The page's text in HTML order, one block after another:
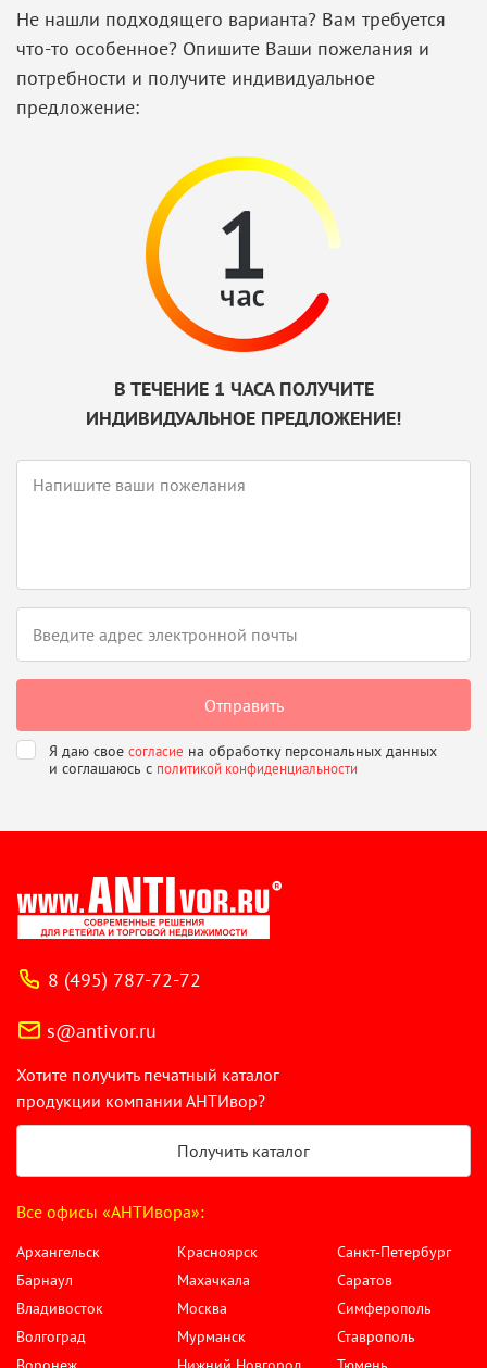
Не нашли подходящего варианта? Вам требуется
что-то особенное? Опишите Ваши пожелания и
потребности и получите индивидуальное
предложение:
В ТЕЧЕНИЕ 1 ЧАСА ПОЛУЧИТЕ
ИНДИВИДУАЛЬНОЕ ПРЕДЛОЖЕНИЕ!
Я даю свое согласие на обработку персональных данных
и соглашаюсь с политикой конфиденциальности
8 (495) 787-72-72
s@antivor.ru
Хотите получить печатный каталог
продукции компании АНТИвор?
Получить каталог
Все офисы «АНТИвора»:
Архангельск
Барнаул
Владивосток
Волгоград
Красноярск
Махачкала
Москва
Мурманск
Санкт-Петербург
Саратов
Симферополь
Ставрополь